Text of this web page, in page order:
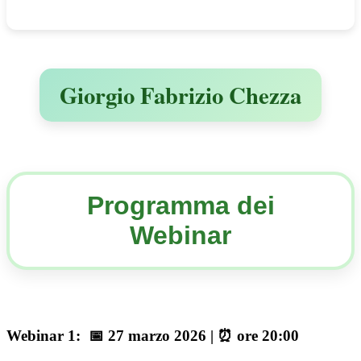
Giorgio Fabrizio Chezza
Programma dei
Webinar
Webinar 1: 📅 27 marzo 2026 | ⏰ ore 20:00